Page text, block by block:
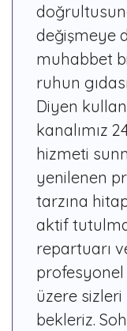
değişmeye
muhabbet
ruhun
Diyen
kanalımız
hizmeti
yenilenen
tarzına
aktif
repartuarı
üzere sizleri
bekleriz.